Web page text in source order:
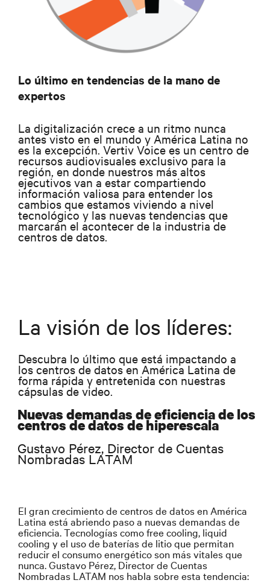
Lo último en tendencias de la mano de
expertos
La digitalización crece a un ritmo nunca
antes visto en el mundo y América Latina no
es la excepción. Vertiv Voice es un centro de
recursos audiovisuales exclusivo para la
región, en donde nuestros más altos
ejecutivos van a estar compartiendo
información valiosa para entender los
cambios que estamos viviendo a nivel
tecnológico y las nuevas tendencias que
marcarán el acontecer de la industria de
centros de datos.
La visión de los líderes:
Descubra lo último que está impactando a
los centros de datos en América Latina de
forma rápida y entretenida con nuestras
cápsulas de video.
Nuevas demandas de eficiencia de los
centros de datos de hiperescala
Gustavo Pérez, Director de Cuentas
Nombradas LATAM
El gran crecimiento de centros de datos en América
Latina está abriendo paso a nuevas demandas de
eficiencia. Tecnologías como free cooling, liquid
cooling y el uso de baterías de litio que permitan
reducir el consumo energético son más vitales que
nunca. Gustavo Pérez, Director de Cuentas
Nombradas LATAM nos habla sobre esta tendencia: